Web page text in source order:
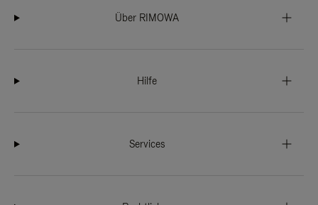
Über RIMOWA
Hilfe
Services